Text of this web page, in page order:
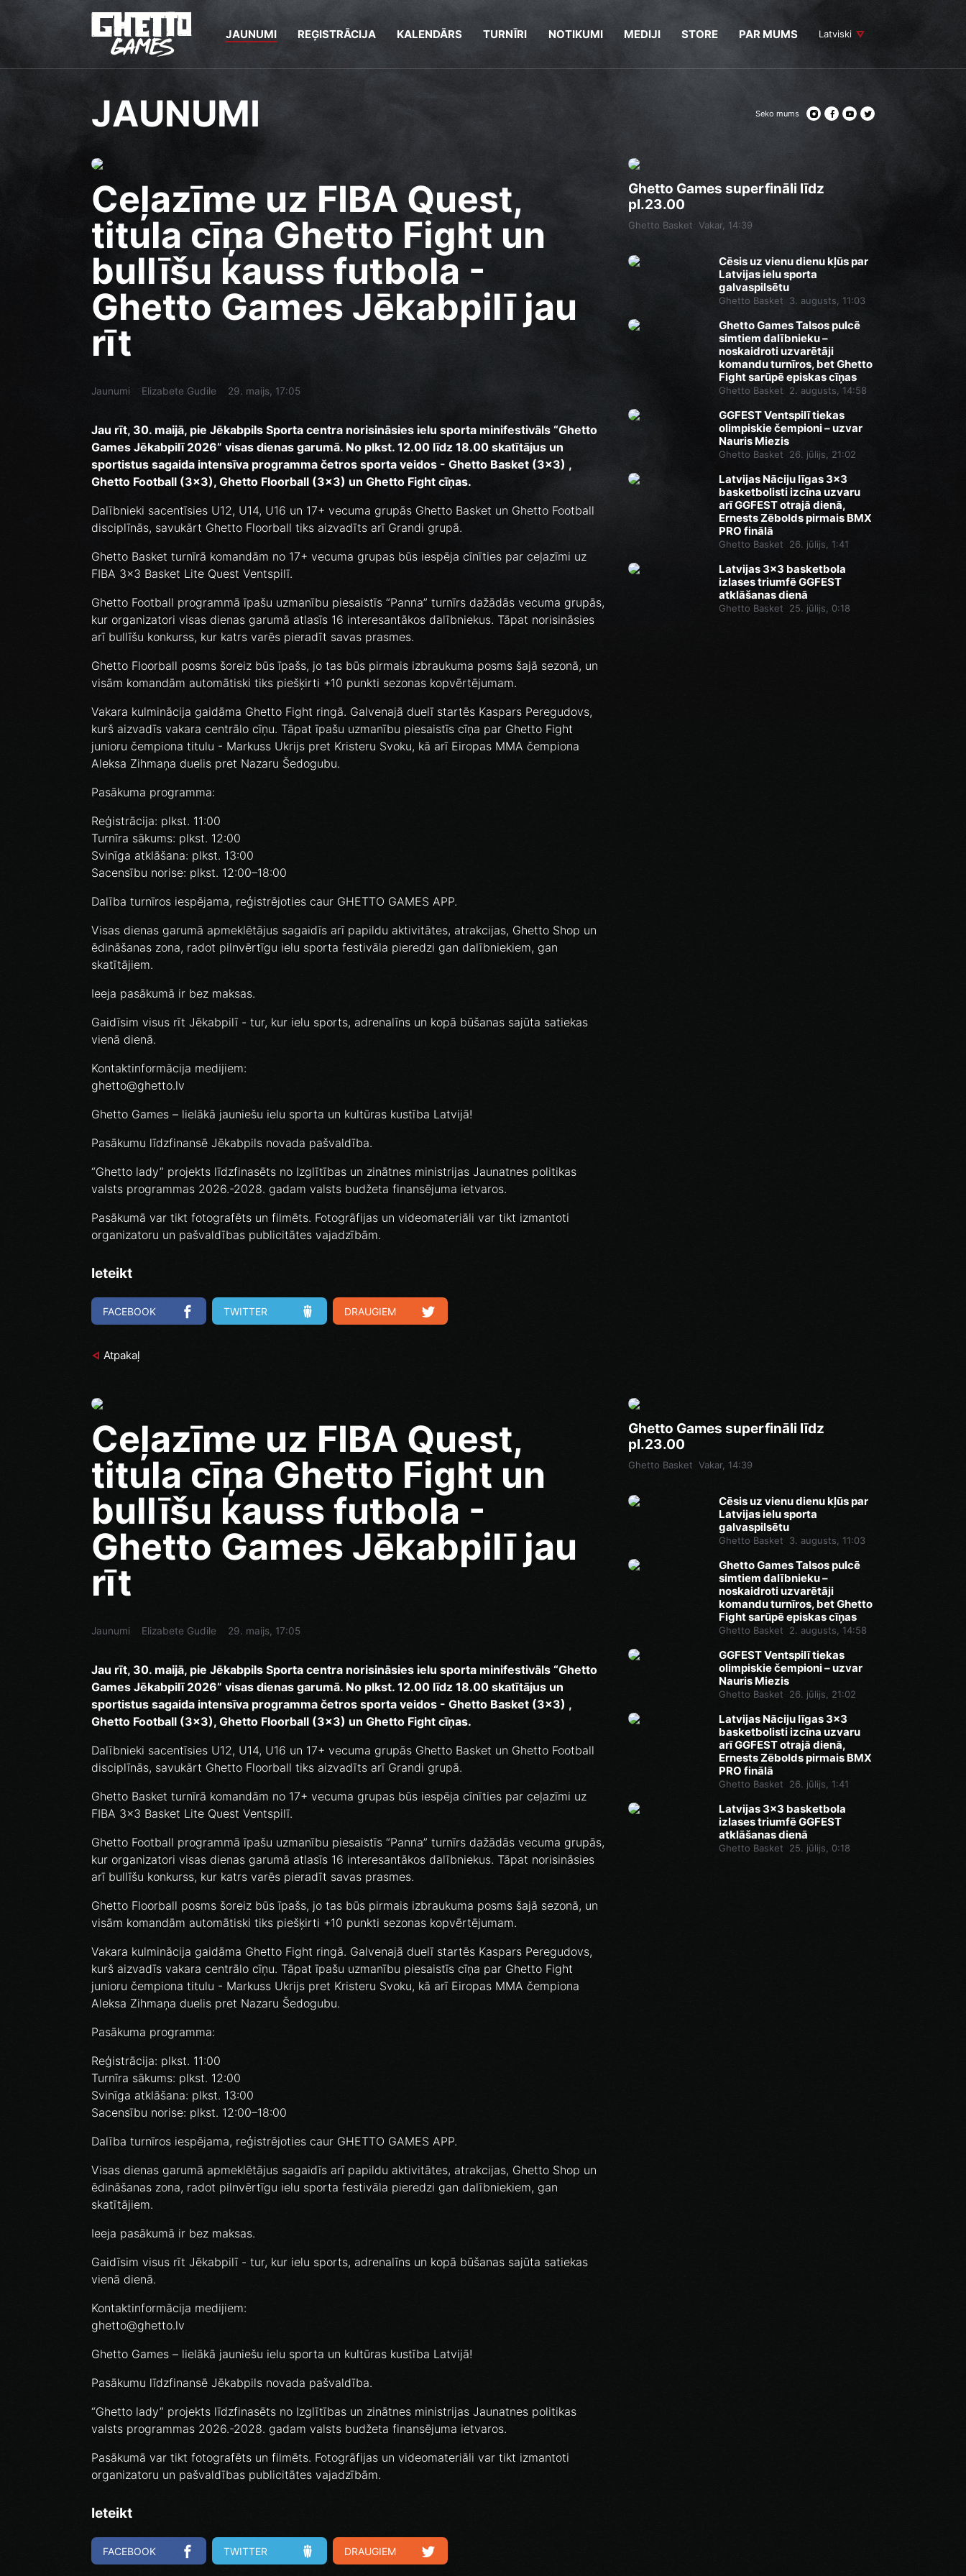
JAUNUMI REĢISTRĀCIJA KALENDĀRS TURNĪRI NOTIKUMI MEDIJI STORE PAR MUMS Latviski
JAUNUMI Seko mums
Ceļazīme uz FIBA Quest,
titula cīņa Ghetto Fight un
bullīšu kauss futbola -
Ghetto Games Jēkabpilī jau
rīt
Jaunumi Elizabete Gudile 29. maijs, 17:05
Jau rīt, 30. maijā, pie Jēkabpils Sporta centra norisināsies ielu sporta minifestivāls “Ghetto
Games Jēkabpilī 2026” visas dienas garumā. No plkst. 12.00 līdz 18.00 skatītājus un
sportistus sagaida intensīva programma četros sporta veidos - Ghetto Basket (3x3) ,
Ghetto Football (3x3), Ghetto Floorball (3x3) un Ghetto Fight cīņas.
Dalībnieki sacentīsies U12, U14, U16 un 17+ vecuma grupās Ghetto Basket un Ghetto Football
disciplīnās, savukārt Ghetto Floorball tiks aizvadīts arī Grandi grupā.
Ghetto Basket turnīrā komandām no 17+ vecuma grupas būs iespēja cīnīties par ceļazīmi uz
FIBA 3x3 Basket Lite Quest Ventspilī.
Ghetto Football programmā īpašu uzmanību piesaistīs “Panna” turnīrs dažādās vecuma grupās,
kur organizatori visas dienas garumā atlasīs 16 interesantākos dalībniekus. Tāpat norisināsies
arī bullīšu konkurss, kur katrs varēs pieradīt savas prasmes.
Ghetto Floorball posms šoreiz būs īpašs, jo tas būs pirmais izbraukuma posms šajā sezonā, un
visām komandām automātiski tiks piešķirti +10 punkti sezonas kopvērtējumam.
Vakara kulminācija gaidāma Ghetto Fight ringā. Galvenajā duelī startēs Kaspars Peregudovs,
kurš aizvadīs vakara centrālo cīņu. Tāpat īpašu uzmanību piesaistīs cīņa par Ghetto Fight
junioru čempiona titulu - Markuss Ukrijs pret Kristeru Svoku, kā arī Eiropas MMA čempiona
Aleksa Zihmaņa duelis pret Nazaru Šedogubu.
Pasākuma programma:
Reģistrācija: plkst. 11:00
Turnīra sākums: plkst. 12:00
Svinīga atklāšana: plkst. 13:00
Sacensību norise: plkst. 12:00–18:00
Dalība turnīros iespējama, reģistrējoties caur GHETTO GAMES APP.
Visas dienas garumā apmeklētājus sagaidīs arī papildu aktivitātes, atrakcijas, Ghetto Shop un
ēdināšanas zona, radot pilnvērtīgu ielu sporta festivāla pieredzi gan dalībniekiem, gan
skatītājiem.
Ieeja pasākumā ir bez maksas.
Gaidīsim visus rīt Jēkabpilī - tur, kur ielu sports, adrenalīns un kopā būšanas sajūta satiekas
vienā dienā.
Kontaktinformācija medijiem:
ghetto@ghetto.lv
Ghetto Games – lielākā jauniešu ielu sporta un kultūras kustība Latvijā!
Pasākumu līdzfinansē Jēkabpils novada pašvaldība.
“Ghetto lady” projekts līdzfinasēts no Izglītības un zinātnes ministrijas Jaunatnes politikas
valsts programmas 2026.-2028. gadam valsts budžeta finansējuma ietvaros.
Pasākumā var tikt fotografēts un filmēts. Fotogrāfijas un videomateriāli var tikt izmantoti
organizatoru un pašvaldības publicitātes vajadzībām.
Ieteikt
FACEBOOK TWITTER DRAUGIEM
Atpakaļ
Ghetto Games superfināli līdz
pl.23.00
Ghetto Basket Vakar, 14:39
Cēsis uz vienu dienu kļūs par
Latvijas ielu sporta
galvaspilsētu
Ghetto Basket 3. augusts, 11:03
Ghetto Games Talsos pulcē
simtiem dalībnieku –
noskaidroti uzvarētāji
komandu turnīros, bet Ghetto
Fight sarūpē episkas cīņas
Ghetto Basket 2. augusts, 14:58
GGFEST Ventspilī tiekas
olimpiskie čempioni – uzvar
Nauris Miezis
Ghetto Basket 26. jūlijs, 21:02
Latvijas Nāciju līgas 3x3
basketbolisti izcīna uzvaru
arī GGFEST otrajā dienā,
Ernests Zēbolds pirmais BMX
PRO finālā
Ghetto Basket 26. jūlijs, 1:41
Latvijas 3x3 basketbola
izlases triumfē GGFEST
atklāšanas dienā
Ghetto Basket 25. jūlijs, 0:18
Ceļazīme uz FIBA Quest,
titula cīņa Ghetto Fight un
bullīšu kauss futbola -
Ghetto Games Jēkabpilī jau
rīt
Jaunumi Elizabete Gudile 29. maijs, 17:05
Jau rīt, 30. maijā, pie Jēkabpils Sporta centra norisināsies ielu sporta minifestivāls “Ghetto
Games Jēkabpilī 2026” visas dienas garumā. No plkst. 12.00 līdz 18.00 skatītājus un
sportistus sagaida intensīva programma četros sporta veidos - Ghetto Basket (3x3) ,
Ghetto Football (3x3), Ghetto Floorball (3x3) un Ghetto Fight cīņas.
Dalībnieki sacentīsies U12, U14, U16 un 17+ vecuma grupās Ghetto Basket un Ghetto Football
disciplīnās, savukārt Ghetto Floorball tiks aizvadīts arī Grandi grupā.
Ghetto Basket turnīrā komandām no 17+ vecuma grupas būs iespēja cīnīties par ceļazīmi uz
FIBA 3x3 Basket Lite Quest Ventspilī.
Ghetto Football programmā īpašu uzmanību piesaistīs “Panna” turnīrs dažādās vecuma grupās,
kur organizatori visas dienas garumā atlasīs 16 interesantākos dalībniekus. Tāpat norisināsies
arī bullīšu konkurss, kur katrs varēs pieradīt savas prasmes.
Ghetto Floorball posms šoreiz būs īpašs, jo tas būs pirmais izbraukuma posms šajā sezonā, un
visām komandām automātiski tiks piešķirti +10 punkti sezonas kopvērtējumam.
Vakara kulminācija gaidāma Ghetto Fight ringā. Galvenajā duelī startēs Kaspars Peregudovs,
kurš aizvadīs vakara centrālo cīņu. Tāpat īpašu uzmanību piesaistīs cīņa par Ghetto Fight
junioru čempiona titulu - Markuss Ukrijs pret Kristeru Svoku, kā arī Eiropas MMA čempiona
Aleksa Zihmaņa duelis pret Nazaru Šedogubu.
Pasākuma programma:
Reģistrācija: plkst. 11:00
Turnīra sākums: plkst. 12:00
Svinīga atklāšana: plkst. 13:00
Sacensību norise: plkst. 12:00–18:00
Dalība turnīros iespējama, reģistrējoties caur GHETTO GAMES APP.
Visas dienas garumā apmeklētājus sagaidīs arī papildu aktivitātes, atrakcijas, Ghetto Shop un
ēdināšanas zona, radot pilnvērtīgu ielu sporta festivāla pieredzi gan dalībniekiem, gan
skatītājiem.
Ieeja pasākumā ir bez maksas.
Gaidīsim visus rīt Jēkabpilī - tur, kur ielu sports, adrenalīns un kopā būšanas sajūta satiekas
vienā dienā.
Kontaktinformācija medijiem:
ghetto@ghetto.lv
Ghetto Games – lielākā jauniešu ielu sporta un kultūras kustība Latvijā!
Pasākumu līdzfinansē Jēkabpils novada pašvaldība.
“Ghetto lady” projekts līdzfinasēts no Izglītības un zinātnes ministrijas Jaunatnes politikas
valsts programmas 2026.-2028. gadam valsts budžeta finansējuma ietvaros.
Pasākumā var tikt fotografēts un filmēts. Fotogrāfijas un videomateriāli var tikt izmantoti
organizatoru un pašvaldības publicitātes vajadzībām.
Ieteikt
FACEBOOK TWITTER DRAUGIEM
Ghetto Games superfināli līdz
pl.23.00
Ghetto Basket Vakar, 14:39
Cēsis uz vienu dienu kļūs par
Latvijas ielu sporta
galvaspilsētu
Ghetto Basket 3. augusts, 11:03
Ghetto Games Talsos pulcē
simtiem dalībnieku –
noskaidroti uzvarētāji
komandu turnīros, bet Ghetto
Fight sarūpē episkas cīņas
Ghetto Basket 2. augusts, 14:58
GGFEST Ventspilī tiekas
olimpiskie čempioni – uzvar
Nauris Miezis
Ghetto Basket 26. jūlijs, 21:02
Latvijas Nāciju līgas 3x3
basketbolisti izcīna uzvaru
arī GGFEST otrajā dienā,
Ernests Zēbolds pirmais BMX
PRO finālā
Ghetto Basket 26. jūlijs, 1:41
Latvijas 3x3 basketbola
izlases triumfē GGFEST
atklāšanas dienā
Ghetto Basket 25. jūlijs, 0:18